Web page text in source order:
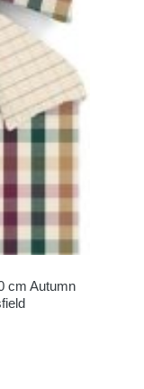
cm Autumn